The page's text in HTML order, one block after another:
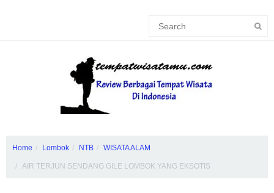
Home Lombok NTB WISATA ALAM
AIR TERJUN SENDANG GILE LOMBOK YANG EKSOTIS